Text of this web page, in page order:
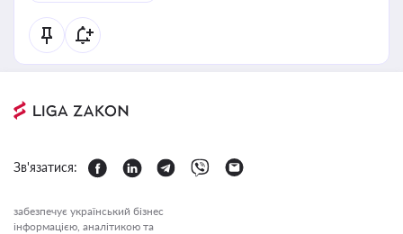
Зв'язатися:
забезпечує український бізнес
інформацією, аналітикою та